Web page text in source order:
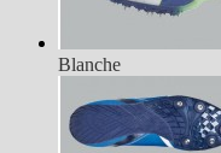
Blanche